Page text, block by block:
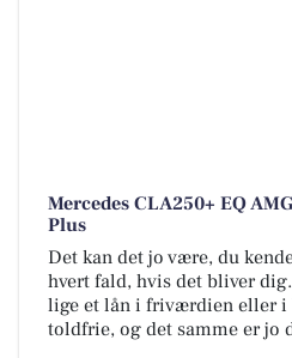
Mercedes CLA250+ EQ
Plus
Det kan det jo være, du
hvert fald, hvis det bliver
lige et lån i friværdien eller i
toldfrie, og det samme er jo